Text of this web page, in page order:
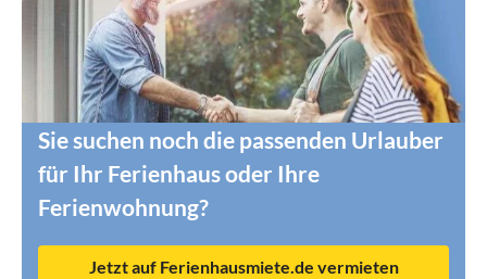
Sie suchen noch die passenden Urlauber
für Ihr Ferienhaus oder Ihre
Ferienwohnung?
Jetzt auf Ferienhausmiete.de vermieten